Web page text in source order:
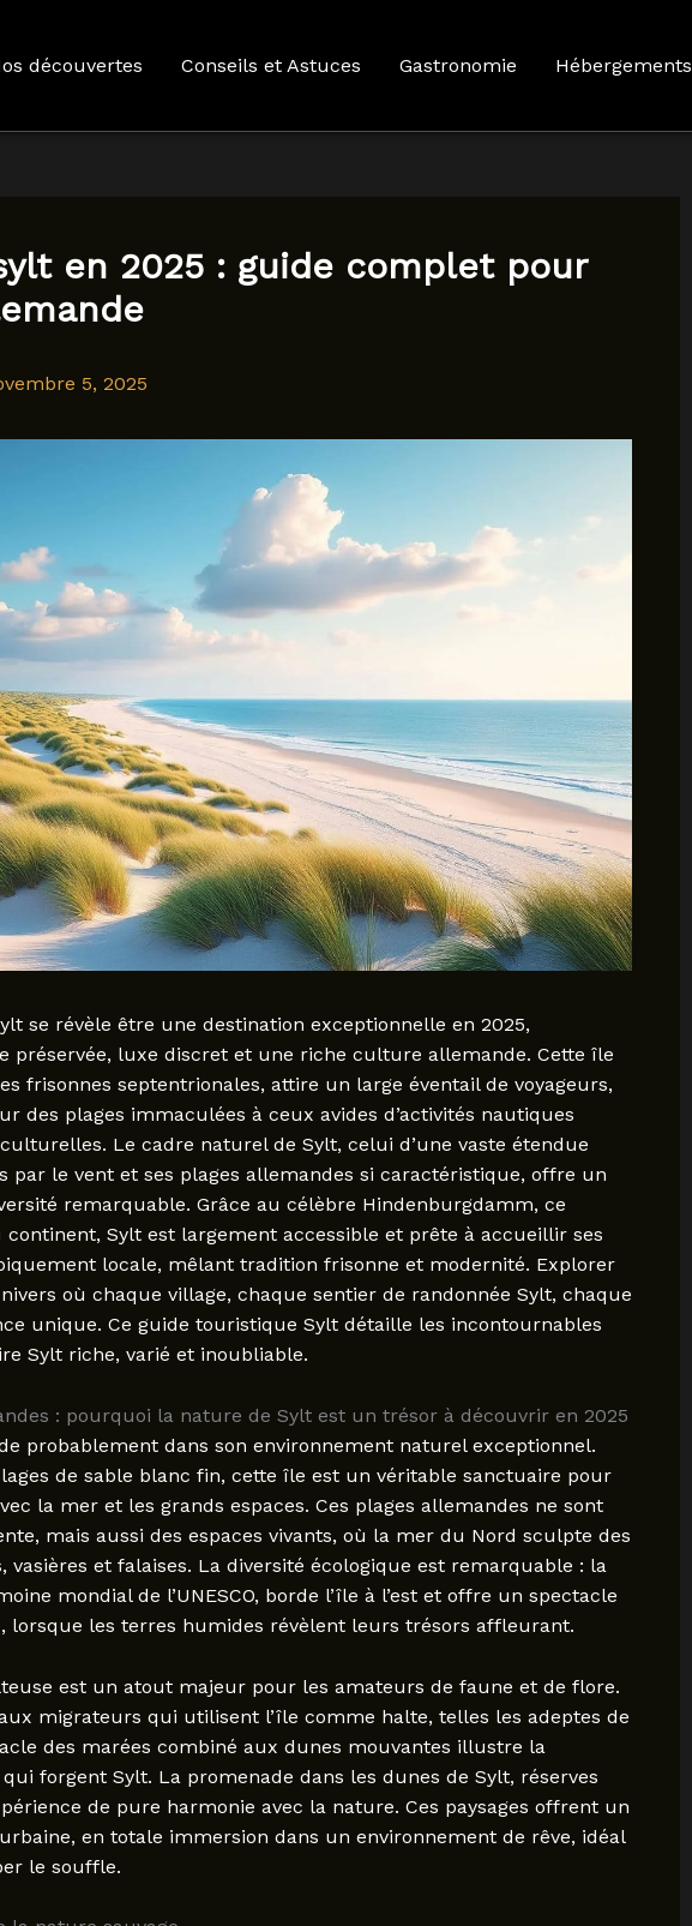
découvertes Conseils et Astuces Gastronomie Hébergements
en 2025 : guide complet pour
5, 2025
se révèle être une destination exceptionnelle en 2025,
préservée, luxe discret et une riche culture allemande. Cette île
frisonnes septentrionales, attire un large éventail de voyageurs,
des plages immaculées à ceux avides d’activités nautiques
Le cadre naturel de Sylt, celui d’une vaste étendue
par le vent et ses plages allemandes si caractéristique, offre un
remarquable. Grâce au célèbre Hindenburgdamm, ce
Sylt est largement accessible et prête à accueillir ses
locale, mêlant tradition frisonne et modernité. Explorer
où chaque village, chaque sentier de randonnée Sylt, chaque
unique. Ce guide touristique Sylt détaille les incontournables
Sylt riche, varié et inoubliable.
: pourquoi la nature de Sylt est un trésor à découvrir en 2025
probablement dans son environnement naturel exceptionnel.
de sable blanc fin, cette île est un véritable sanctuaire pour
la mer et les grands espaces. Ces plages allemandes ne sont
mais aussi des espaces vivants, où la mer du Nord sculpte des
vasières et falaises. La diversité écologique est remarquable : la
mondial de l’UNESCO, borde l’île à l’est et offre un spectacle
lorsque les terres humides révèlent leurs trésors affleurant.
est un atout majeur pour les amateurs de faune et de flore.
migrateurs qui utilisent l’île comme halte, telles les adeptes de
des marées combiné aux dunes mouvantes illustre la
forgent Sylt. La promenade dans les dunes de Sylt, réserves
de pure harmonie avec la nature. Ces paysages offrent un
en totale immersion dans un environnement de rêve, idéal
le souffle.